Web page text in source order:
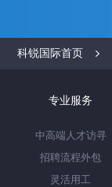
科锐国际首页
专业服务
中高端人才访寻
招聘流程外包
灵活用工